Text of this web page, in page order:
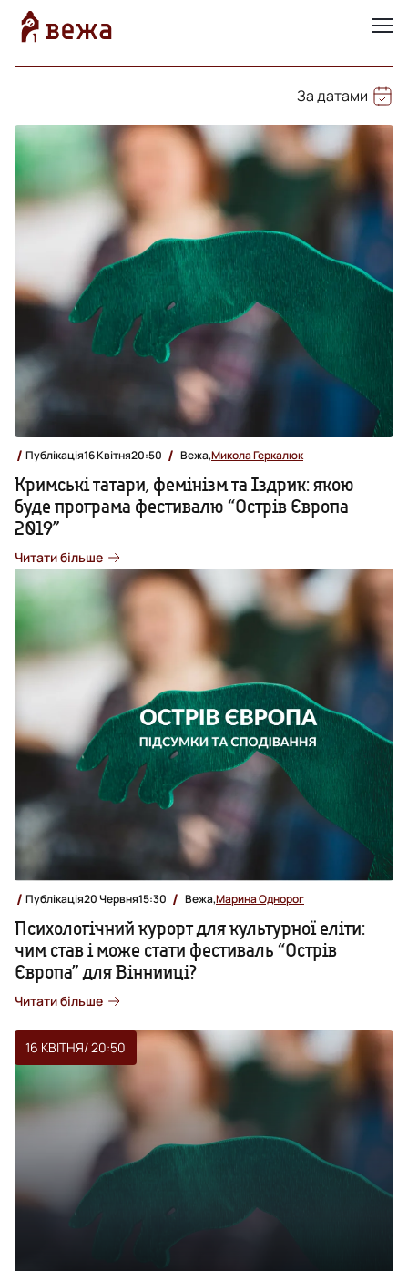
За датами
Публікація16 Квітня20:50 Вежа,Микола Геркалюк
Кримські татари, фемінізм та Іздрик: якою
буде програма фестивалю “Острів Європа
2019”
Читати більше
Публікація20 Червня15:30 Вежа,Марина Однорог
Психологічний курорт для культурної еліти:
чим став і може стати фестиваль “Острів
Європа” для Віннииці?
Читати більше
16 КВІТНЯ/ 20:50